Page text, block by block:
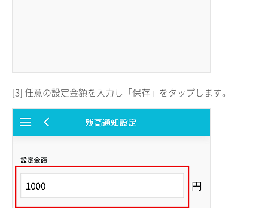
[3] 任意の設定金額を入力し「保存」をタップします。